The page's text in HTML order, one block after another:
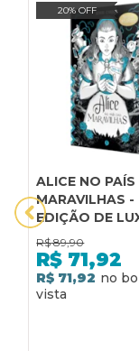
20% OFF
ALICE NO PAÍS
MARAVILHAS -
EDIÇÃO DE
BILÍNGUE:
PORTUGUÊS E
R$ 89,90
R$ 71,92
R$ 71,92